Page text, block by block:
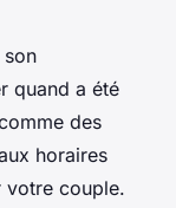
quand a été
des
horaires
votre couple.